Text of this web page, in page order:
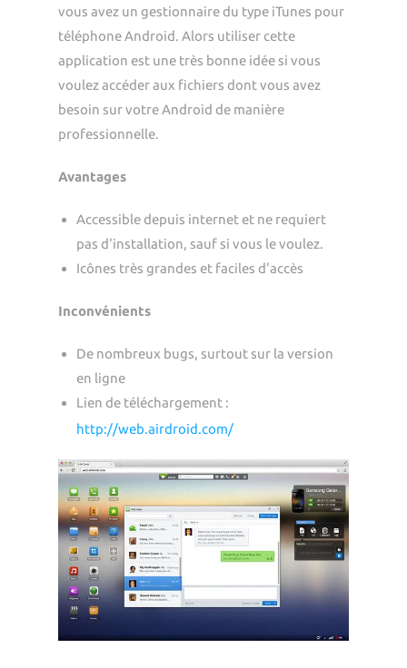
vous avez un gestionnaire du type iTunes pour
téléphone Android. Alors utiliser cette
application est une très bonne idée si vous
voulez accéder aux fichiers dont vous avez
besoin sur votre Android de manière
professionnelle.
Avantages
Accessible depuis internet et ne requiert
pas d'installation, sauf si vous le voulez.
Icônes très grandes et faciles d'accès
Inconvénients
De nombreux bugs, surtout sur la version
en ligne
Lien de téléchargement :
http://web.airdroid.com/